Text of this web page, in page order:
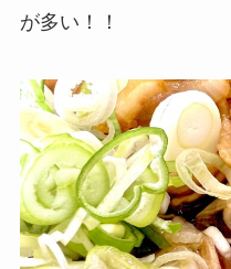
が多い！！